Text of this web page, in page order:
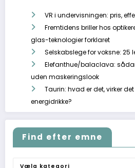
VR i undervisningen: pris,
Fremtidens briller hos
glas-teknologier forklaret
Selskabslege for voksne: 25
Elefanthue/balaclava:
uden maskeringslook
Taurin: hvad er det, virker
energidrikke?
Find efter emne